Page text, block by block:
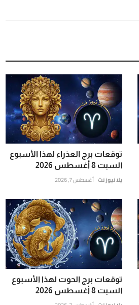
توقعات برج العذراء لهذا الأسبوع
السبت 8 أغسطس 2026
يلا نيوز نت أغسطس 7, 2026
توقعات برج الحوت لهذا الأسبوع
السبت 8 أغسطس 2026